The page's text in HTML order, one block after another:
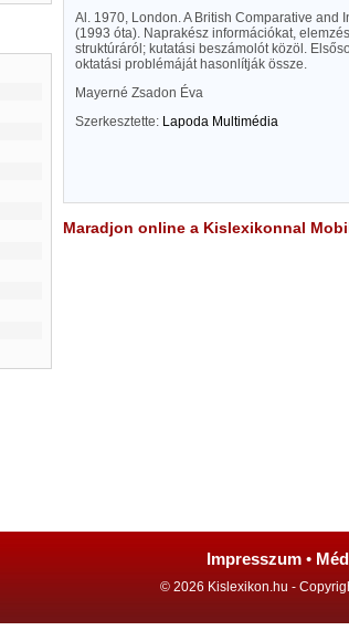
Al. 1970, London. A British Comparative and
(1993 óta). Naprakész információkat,
struktúráról; kutatási beszámolót közöl.
oktatási problémáját hasonlítják össze.
Mayerné Zsadon Éva
Szerkesztette: Lapoda Multimédia
Maradjon online a Kislexikonnal
Impresszum •
© 2026 Kislexikon.hu -